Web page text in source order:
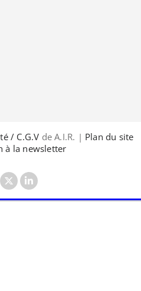
/ C.G.V de A.I.R. | Plan du site
à la newsletter